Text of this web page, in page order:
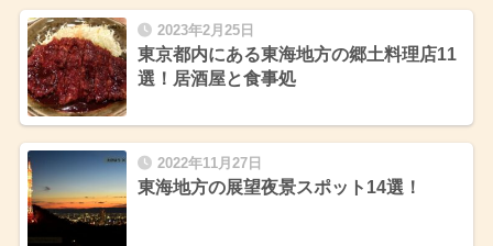
2023年2月25日
東京都内にある東海地方の郷土料理店11
選！居酒屋と食事処
2022年11月27日
東海地方の展望夜景スポット14選！